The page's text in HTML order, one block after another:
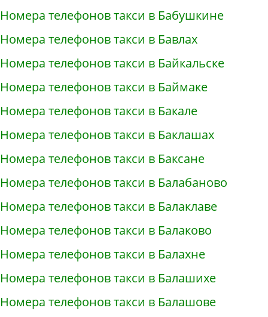
Номера телефонов такси в Бабушкине
Номера телефонов такси в Бавлах
Номера телефонов такси в Байкальске
Номера телефонов такси в Баймаке
Номера телефонов такси в Бакале
Номера телефонов такси в Баклашах
Номера телефонов такси в Баксане
Номера телефонов такси в Балабаново
Номера телефонов такси в Балаклаве
Номера телефонов такси в Балаково
Номера телефонов такси в Балахне
Номера телефонов такси в Балашихе
Номера телефонов такси в Балашове